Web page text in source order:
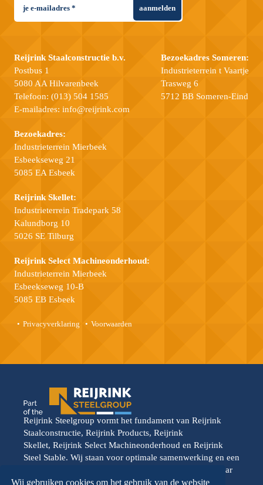
Wij gebruiken cookies om het gebruik van de website
aanmelden
Reijrink Staalconstructie b.v.
Postbus 1
5080 AA Hilvarenbeek
Telefoon: (013) 504 1585
E-mailadres: info@reijrink.com
Bezoekadres:
Industrieterrein Mierbeek
Esbeekseweg 21
5085 EA Esbeek
Bezoekadres Someren:
Industrieterrein t Vaartje
Trasweg 6
5712 BB Someren-Eind
Reijrink Skellet:
Industrieterrein Tradepark 58
Kalundborg 10
5026 SE Tilburg
Reijrink Select Machineonderhoud:
Industrieterrein Mierbeek
Esbeekseweg 10-B
5085 EB Esbeek
Privacyverklaring Voorwaarden
Reijrink Steelgroup vormt het fundament van Reijrink
Staalconstructie, Reijrink Products, Reijrink
Skellet, Reijrink Select Machineonderhoud en Reijrink
Steel Stable. Wij staan voor optimale samenwerking en een
gedeelde toekomstvisie. Elke divisie opereert vanuit haar
eigen kracht, maar wordt versterkt door de onderlinge